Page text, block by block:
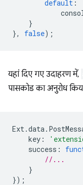
default :
}
},
false);
यहां दिए गए उदाहरण में,
पासकोड का अनुरोध
Ext.data.
key :
success :
//...
}
});